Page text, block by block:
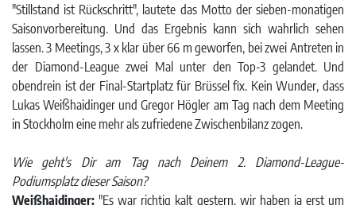
"Stillstand ist Rückschritt", lautete das Motto der sieben-monatigen
Saisonvorbereitung. Und das Ergebnis kann sich wahrlich sehen
lassen. 3 Meetings, 3 x klar über 66 m geworfen, bei zwei Antreten in
der Diamond-League zwei Mal unter den Top-3 gelandet. Und
obendrein ist der Final-Startplatz für Brüssel fix. Kein Wunder, dass
Lukas Weißhaidinger und Gregor Högler am Tag nach dem Meeting
in Stockholm eine mehr als zufriedene Zwischenbilanz zogen.
Wie geht's Dir am Tag nach Deinem 2. Diamond-League-
Podiumsplatz dieser Saison?
Weißhaidinger: "Es war richtig kalt gestern, wir haben ja erst um